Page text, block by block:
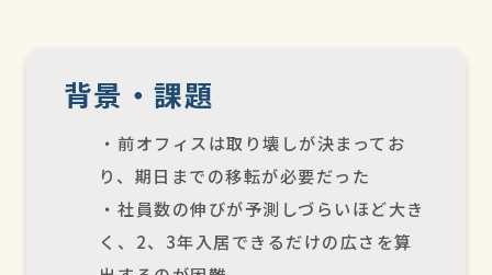
背景・課題
・前オフィスは取り壊しが決まってお
り、期日までの移転が必要だった
・社員数の伸びが予測しづらいほど大き
く、2、3年入居できるだけの広さを算